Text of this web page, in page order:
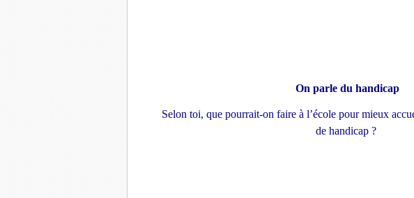
On parle du handicap
Selon toi, que pourrait-on faire à l’école pour mieux
de handicap ?